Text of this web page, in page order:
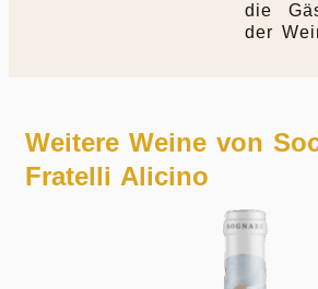
die
der
Weitere Weine von
Fratelli Alicino